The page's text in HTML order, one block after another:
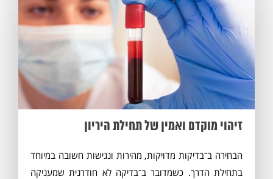
זיהוי מוקדם ואמין של תחילת היריון
הבחירה ב־בדיקות מדויקות, מהירות ונגישות חשובה במיוחד
בתחילת הדרך. כשמדובר ב־בדיקה לא חודרנית שמעניקה